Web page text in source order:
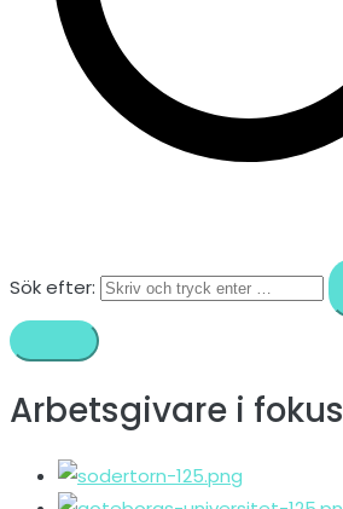
Sök efter:
Arbetsgivare i fokus